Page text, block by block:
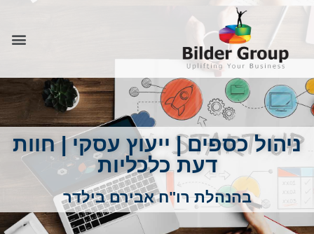
ניהול כספים | ייעוץ עסקי | חוות
דעת כלכליות
בהנהלת רו"ח אבירם בילדר